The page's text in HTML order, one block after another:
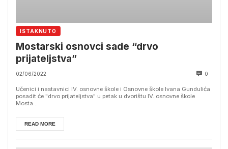
ISTAKNUTO
Mostarski osnovci sade “drvo
prijateljstva”
02/06/2022 0
Učenici i nastavnici IV. osnovne škole i Osnovne škole Ivana Gundulića
posadit će "drvo prijateljstva" u petak u dvorištu IV. osnovne škole
Mosta...
READ MORE